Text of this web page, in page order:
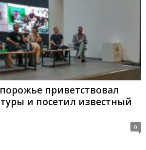
приветствовал
и посетил известный
0